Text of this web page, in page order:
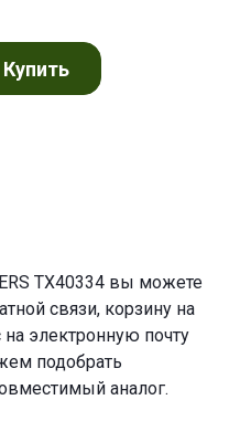
Купить
TX40334 вы можете
связи, корзину на
на электронную почту
подобрать
аналог.